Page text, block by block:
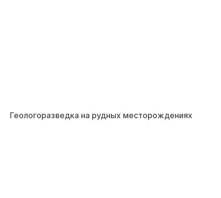
Геологоразведка на рудных месторождениях